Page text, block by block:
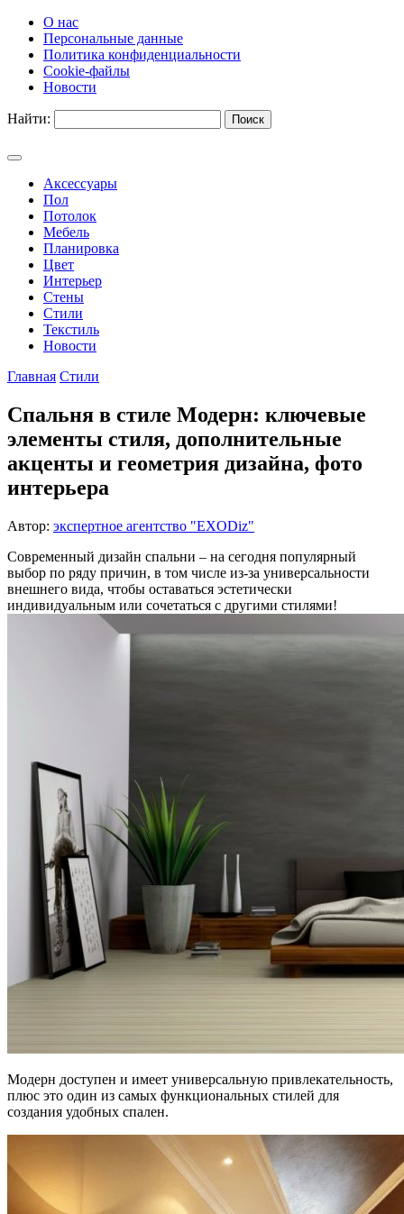
О нас
Персональные данные
Политика конфиденциальности
Cookie-файлы
Новости
Найти:
Аксессуары
Пол
Потолок
Мебель
Планировка
Цвет
Интерьер
Стены
Стили
Текстиль
Новости
Главная Стили
Спальня в стиле Модерн: ключевые
элементы стиля, дополнительные
акценты и геометрия дизайна, фото
интерьера
Автор: экспертное агентство "EXODiz"
Современный дизайн спальни – на сегодня популярный
выбор по ряду причин, в том числе из-за универсальности
внешнего вида, чтобы оставаться эстетически
индивидуальным или сочетаться с другими стилями!
Модерн доступен и имеет универсальную привлекательность,
плюс это один из самых функциональных стилей для
создания удобных спален.